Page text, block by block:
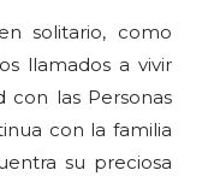
solitario, como
llamados a vivir
con las Personas
con la familia
su preciosa